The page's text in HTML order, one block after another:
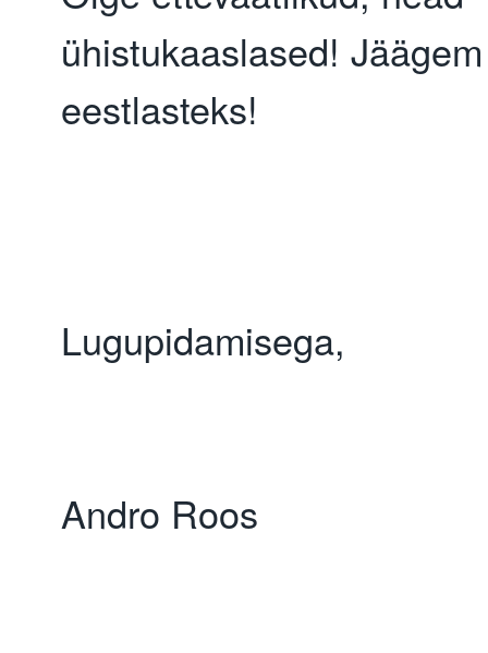
ühistukaaslased! Jäägem
eestlasteks!
Lugupidamisega,
Andro Roos